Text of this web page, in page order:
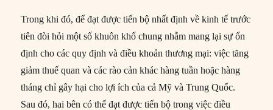
Trong khi đó, để đạt được tiến bộ nhất định về kinh tế trước
tiên đòi hỏi một số khuôn khổ chung nhằm mang lại sự ổn
định cho các quy định và điều khoản thương mại: việc tăng
giảm thuế quan và các rào cản khác hàng tuần hoặc hàng
tháng chỉ gây hại cho lợi ích của cả Mỹ và Trung Quốc.
Sau đó, hai bên có thể đạt được tiến bộ trong việc điều